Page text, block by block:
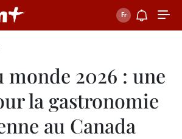
monde 2026 : une
la gastronomie
au Canada